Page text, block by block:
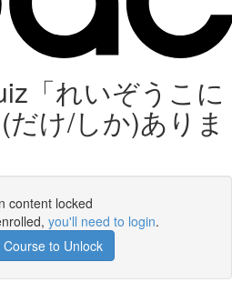
「れいぞうこに
け/しか)ありま
content locked
you'll need to login.
Course to Unlock